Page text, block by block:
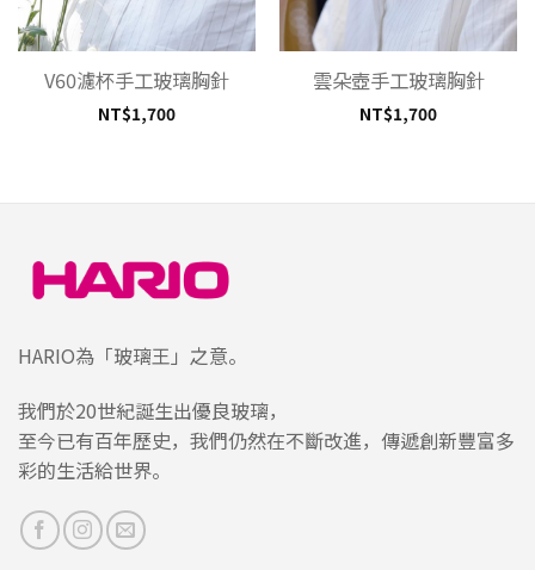
V60濾杯手工玻璃胸針
NT$1,700
雲朵壺手工玻璃胸針
NT$1,700
HARIO為「玻璃王」之意。
我們於20世紀誕生出優良玻璃，
至今已有百年歷史，我們仍然在不斷改進，傳遞創新豐富多
彩的生活給世界。